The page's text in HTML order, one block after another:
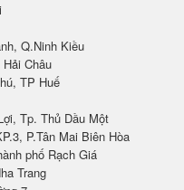
Q.Ninh Kiều
Châu
TP Huế
Tp. Thủ Dầu Một
P.Tân Mai Biên Hòa
phố Rạch Giá
Trang